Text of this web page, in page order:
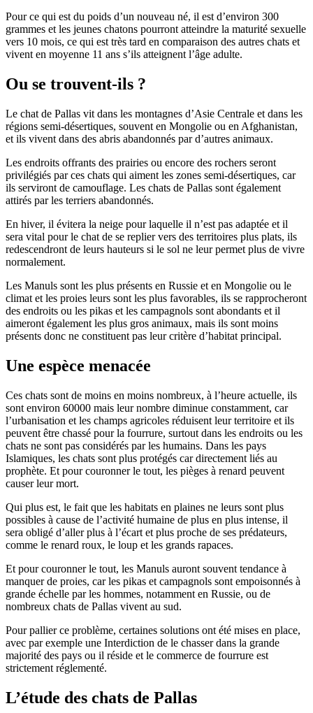
Pour ce qui est du poids d’un nouveau né, il est d’environ 300
grammes et les jeunes chatons pourront atteindre la maturité sexuelle
vers 10 mois, ce qui est très tard en comparaison des autres chats et
vivent en moyenne 11 ans s’ils atteignent l’âge adulte.
Ou se trouvent-ils ?
Le chat de Pallas vit dans les montagnes d’Asie Centrale et dans les
régions semi-désertiques, souvent en Mongolie ou en Afghanistan,
et ils vivent dans des abris abandonnés par d’autres animaux.
Les endroits offrants des prairies ou encore des rochers seront
privilégiés par ces chats qui aiment les zones semi-désertiques, car
ils serviront de camouflage. Les chats de Pallas sont également
attirés par les terriers abandonnés.
En hiver, il évitera la neige pour laquelle il n’est pas adaptée et il
sera vital pour le chat de se replier vers des territoires plus plats, ils
redescendront de leurs hauteurs si le sol ne leur permet plus de vivre
normalement.
Les Manuls sont les plus présents en Russie et en Mongolie ou le
climat et les proies leurs sont les plus favorables, ils se rapprocheront
des endroits ou les pikas et les campagnols sont abondants et il
aimeront également les plus gros animaux, mais ils sont moins
présents donc ne constituent pas leur critère d’habitat principal.
Une espèce menacée
Ces chats sont de moins en moins nombreux, à l’heure actuelle, ils
sont environ 60000 mais leur nombre diminue constamment, car
l’urbanisation et les champs agricoles réduisent leur territoire et ils
peuvent être chassé pour la fourrure, surtout dans les endroits ou les
chats ne sont pas considérés par les humains. Dans les pays
Islamiques, les chats sont plus protégés car directement liés au
prophète. Et pour couronner le tout, les pièges à renard peuvent
causer leur mort.
Qui plus est, le fait que les habitats en plaines ne leurs sont plus
possibles à cause de l’activité humaine de plus en plus intense, il
sera obligé d’aller plus à l’écart et plus proche de ses prédateurs,
comme le renard roux, le loup et les grands rapaces.
Et pour couronner le tout, les Manuls auront souvent tendance à
manquer de proies, car les pikas et campagnols sont empoisonnés à
grande échelle par les hommes, notamment en Russie, ou de
nombreux chats de Pallas vivent au sud.
Pour pallier ce problème, certaines solutions ont été mises en place,
avec par exemple une Interdiction de le chasser dans la grande
majorité des pays ou il réside et le commerce de fourrure est
strictement réglementé.
L’étude des chats de Pallas